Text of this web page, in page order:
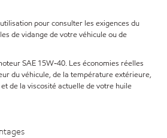
pour consulter les exigences du
de vidange de votre véhicule ou de
SAE 15W-40. Les économies réelles
du véhicule, de la température extérieure,
de la viscosité actuelle de votre huile